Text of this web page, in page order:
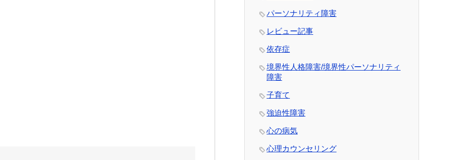
パーソナリティ障害
レビュー記事
依存症
境界性人格障害/境界性パーソナリティ
障害
子育て
強迫性障害
心の病気
心理カウンセリング